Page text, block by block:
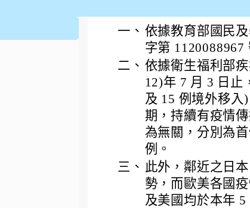
因應本土猴痘
一、 依據教育部國民
字第 1120088967
二、 依據衛生福利部
12)年 7 月 3 日止
及 15 例境外移入
期，持續有疫情
為無關，分別為
例。
三、 此外，鄰近之日
勢，而歐美各國
及美國均於本年
index.php?nsn=5425
NoExamImitate_TL/NoExamImitateHome/
NoExamImitate_TL/NoExamImitateHome/
d/1x3bih9gNpRNolaz0znBOn--g7OisECve/
d/1x3bih9gNpRNolaz0znBOn--g7OisECve/
link to https://docs.go114適性入學講綱(